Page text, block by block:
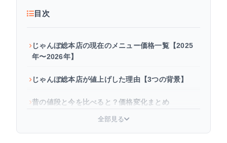
目次
じゃんぼ総本店の現在のメニュー価格一覧【2025
年〜2026年】
じゃんぼ総本店が値上げした理由【3つの背景】
昔の値段と今を比べると？価格変化まとめ
値上げ後もじゃんぼ総本店をお得に食べる方法
全部見る